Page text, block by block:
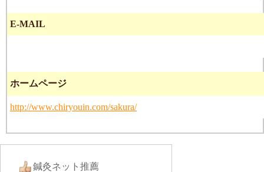
E-MAIL
ホームページ
http://www.chiryouin.com/sakura/
鍼灸ネット推薦